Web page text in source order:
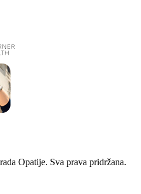
Opatije. Sva prava pridržana.